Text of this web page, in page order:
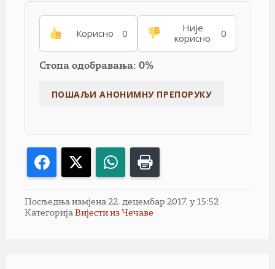
Корисно 0
Није
корисно
0
Стопа одобравања: 0%
Facebook WhatsApp
Посљедња измјена 22. децембар 2017. у 15:52
Категорија Вијести из Чечаве